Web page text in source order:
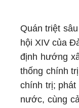
Quán triệt
hội XIV của
định hướng
thống chính
chính trị; phát
nước, cùng